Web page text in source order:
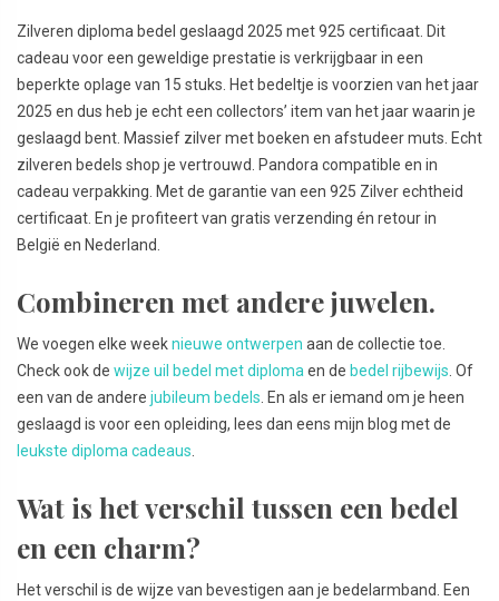
Zilveren diploma bedel geslaagd 2025 met 925 certificaat. Dit
cadeau voor een geweldige prestatie is verkrijgbaar in een
beperkte oplage van 15 stuks. Het bedeltje is voorzien van het jaar
2025 en dus heb je echt een collectors’ item van het jaar waarin je
geslaagd bent. Massief zilver met boeken en afstudeer muts. Echt
zilveren bedels shop je vertrouwd. Pandora compatible en in
cadeau verpakking. Met de garantie van een 925 Zilver echtheid
certificaat. En je profiteert van gratis verzending én retour in
België en Nederland.
Combineren met andere juwelen.
We voegen elke weeknieuwe ontwerpen aan de collectie toe.
Check ook de wijze uil bedel met diploma en de bedel rijbewijs . Of
een van de andere jubileum bedels . En als er iemand om je heen
geslaagd is voor een opleiding, lees dan eens mijn blog met de
leukste diploma cadeaus
Wat is het verschil tussen een bedel
en een charm?
Het verschil is de wijze van bevestigen aan je bedelarmband. Een